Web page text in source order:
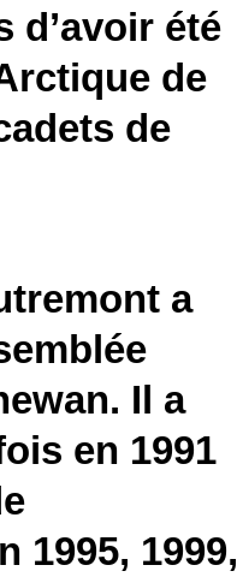
d’avoir été
de
de
a
Il a
en 1991
1995, 1999,